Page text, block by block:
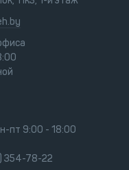
пт 9:00 - 18:00
354-78-22